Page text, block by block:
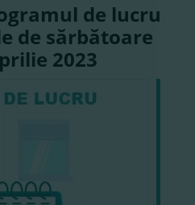
de lucru
de sărbătoare
2023